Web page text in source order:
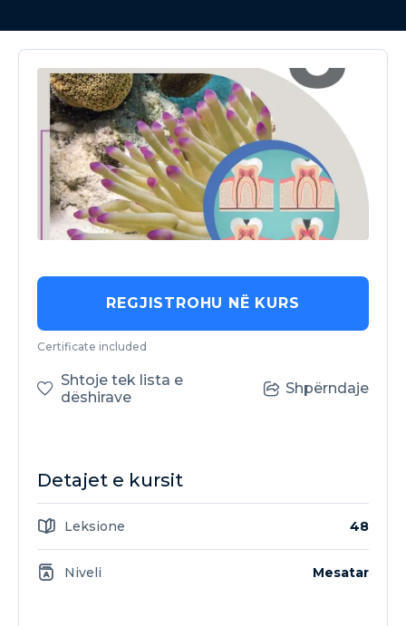
REGJISTROHU NË KURS
Certificate included
Shtoje tek lista e
dëshirave
Shpërndaje
Detajet e kursit
Leksione 48
Niveli Mesatar